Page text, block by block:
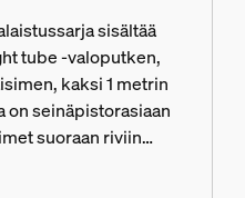
sisältää
tube -valoputken,
kaksi 1 metrin
on seinäpistorasiaan
suoraan riviin